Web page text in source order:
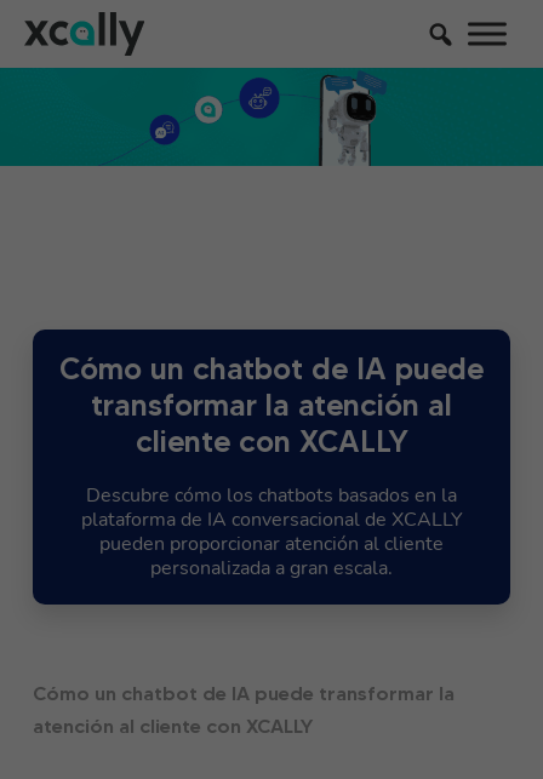
Cómo un chatbot de IA puede
transformar la atención al
cliente con XCALLY
Descubre cómo los chatbots basados en la
plataforma de IA conversacional de XCALLY
pueden proporcionar atención al cliente
personalizada a gran escala.
Cómo un chatbot de IA puede transformar la
atención al cliente con XCALLY